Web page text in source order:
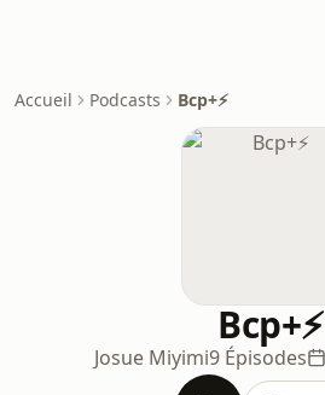
Accueil Podcasts Bcp+⚡️
Bcp+⚡️
Josue Miyimi9 Épisodes